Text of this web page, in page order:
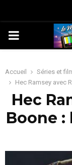
PRIMARY
Accueil
Séries et
Hec Ramsey avec
Hec
Boone :